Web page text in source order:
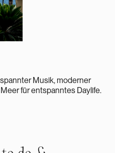
Musik, moderner
für entspanntes Daylife.